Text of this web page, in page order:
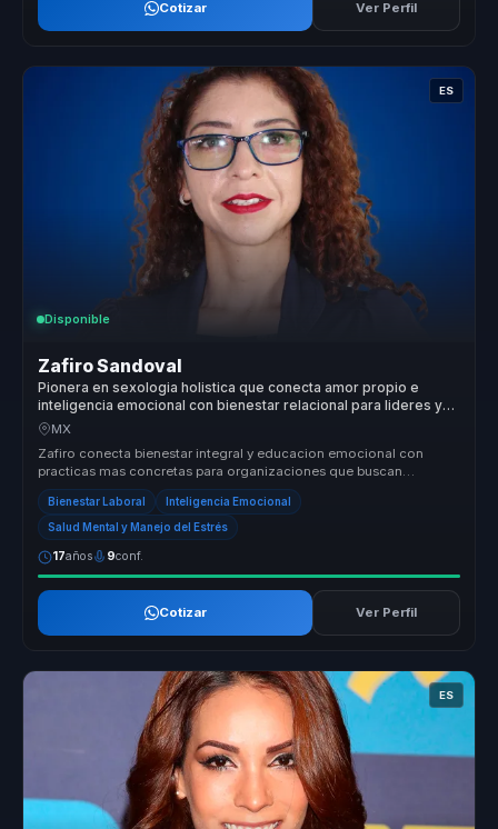
Cotizar Ver Perfil
ES
Disponible
Zafiro Sandoval
Pionera en sexologia holistica que conecta amor propio e
inteligencia emocional con bienestar relacional para lideres y
equipos.
MX
Zafiro conecta bienestar integral y educacion emocional con
practicas mas concretas para organizaciones que buscan
relaciones mas sanas, ...
Bienestar Laboral Inteligencia Emocional
Salud Mental y Manejo del Estrés
17años 9conf.
Cotizar Ver Perfil
ES